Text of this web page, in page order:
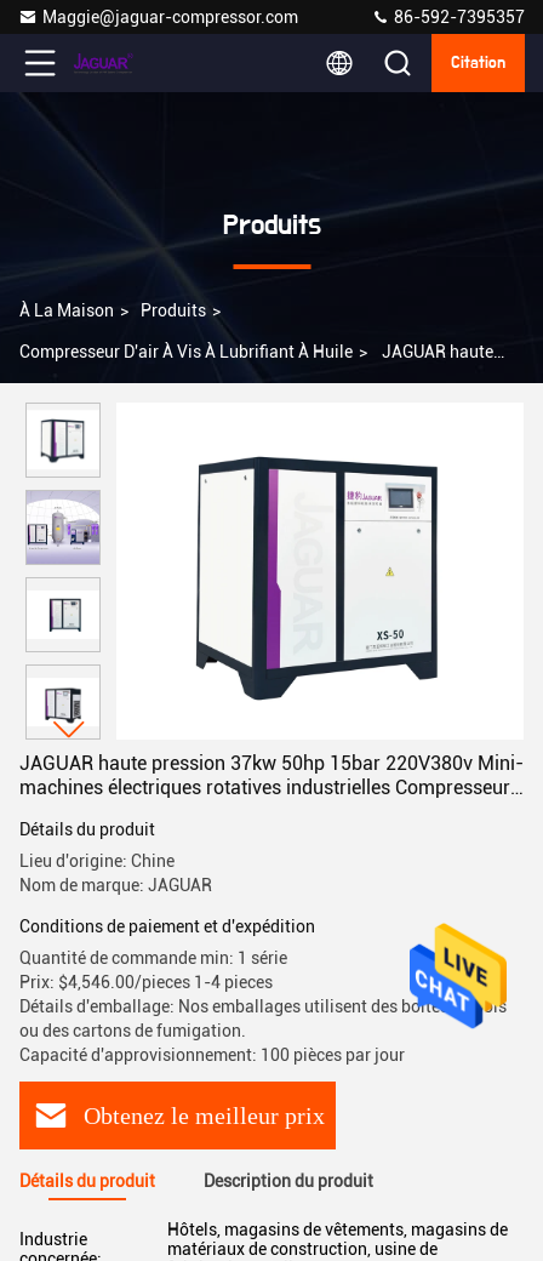
Maggie@jaguar-compressor.com 86-592-7395357
Citation
Produits
À La Maison > Produits >
Compresseur D'air À Vis À Lubrifiant À Huile > JAGUAR haute
rotatives industrielles Compresseur d'air à vis
JAGUAR haute pression 37kw 50hp 15bar 220V380v Mini-
machines électriques rotatives industrielles Compresseur
Détails du produit
Lieu d'origine: Chine
Nom de marque: JAGUAR
Conditions de paiement et d'expédition
Quantité de commande min: 1 série
Prix: $4,546.00/pieces 1-4 pieces
Détails d'emballage: Nos emballages utilisent des boîtes en bois
ou des cartons de fumigation.
Capacité d'approvisionnement: 100 pièces par jour
Obtenez le meilleur prix
Détails du produit Description du produit
Industrie
Hôtels, magasins de vêtements, magasins de
matériaux de construction, usine de